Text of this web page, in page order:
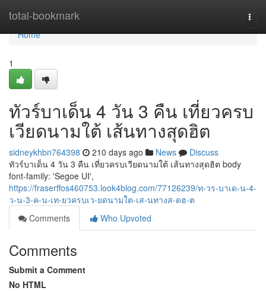
total-bookmark
Home
Home
1
ทัวร์บาเด็น 4 วัน 3 คืน เที่ยวครบ
เวียดนามใต้ เส้นทางสุดฮิต
sidneykhbn764398 210 days ago News
Discuss
ทัวร์บาเด็น 4 วัน 3 คืน เที่ยวครบเวียดนามใต้ เส้นทางสุดฮิต body
font-family: 'Segoe UI',
https://fraserffos460753.look4blog.com/77126239/ท-วร-บาเด-น-4-
ว-น-3-ค-น-เท-ยวครบเว-ยดนามใต-เส-นทางส-ดฮ-ต
Comments
Who Upvoted
Comments
Submit a Comment
No HTML